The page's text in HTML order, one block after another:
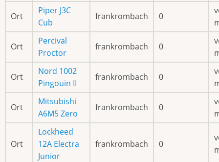
Ort
Piper J3C
Cub
frankrombach 0
Ort
Percival
Proctor
frankrombach 0
Ort
Nord 1002
Pingouin II
frankrombach 0
Ort
Mitsubishi
A6M5 Zero
frankrombach 0
Ort
Lockheed
12A Electra
Junior
frankrombach 0